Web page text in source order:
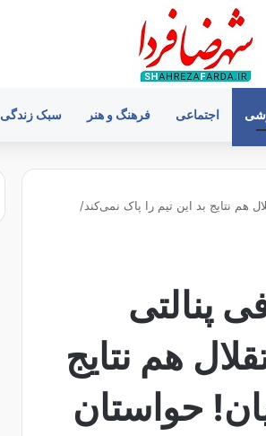
اجتماعی فرهنگ و هنر سبک زندگی
هم نتایج بد این تیم را پاک نمی‌کند/
پنالتی
هم نتایج
حواستان